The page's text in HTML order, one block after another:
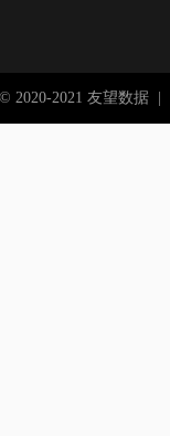
2020-2021 友望数据